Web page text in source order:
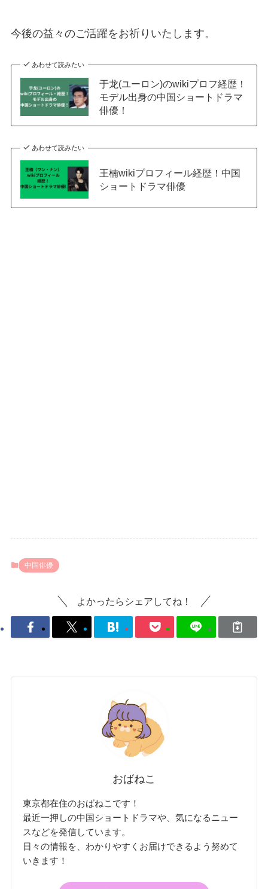
今後の益々のご活躍をお祈りいたします。
あわせて読みたい
于龙(ユーロン)のwikiプロフ経歴！
モデル出身の中国ショートドラマ
俳優！
あわせて読みたい
王楠wikiプロフィール経歴！中国
ショートドラマ俳優
中国俳優
よかったらシェアしてね！
おばねこ
東京都在住のおばねこです！
最近一押しの中国ショートドラマや、気になるニュー
スなどを発信しています。
日々の情報を、わかりやすくお届けできるよう努めて
いきます！